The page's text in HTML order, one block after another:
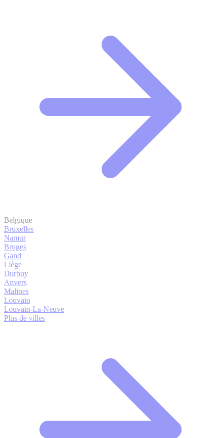
Belgique
Bruxelles
Namur
Bruges
Gand
Liège
Durbuy
Anvers
Malines
Louvain
Louvain-La-Neuve
Plus de villes